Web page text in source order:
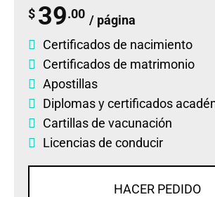
$ 39.00 / página
Certificados de nacimiento
Certificados de matrimonio
Apostillas
Diplomasycertificados
Cartillas de vacunación
Licencias de conducir
HACER PEDIDO